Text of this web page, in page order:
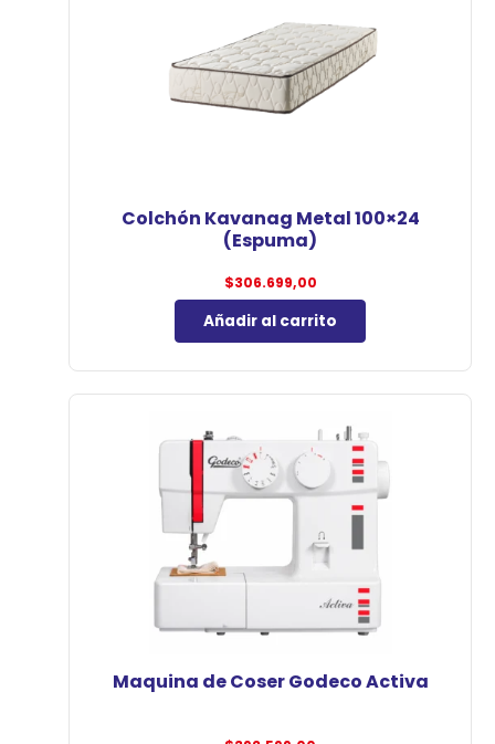
Colchón Kavanag Metal 100×24
(Espuma)
$306.699,00
Añadir al carrito
Maquina de Coser Godeco Activa